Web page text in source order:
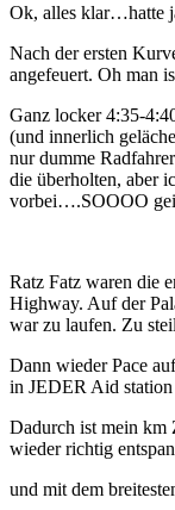
Ok, alles klar…hatte
Nach der ersten
angefeuert. Oh man
Ganz locker 4:35-
(und innerlich
nur dumme
die überholten, aber
vorbei….SOOOO
Ratz Fatz waren die
Highway. Auf der
war zu laufen. Zu
Dann wieder Pace
in JEDER Aid
Dadurch ist mein km
wieder richtig
und mit dem